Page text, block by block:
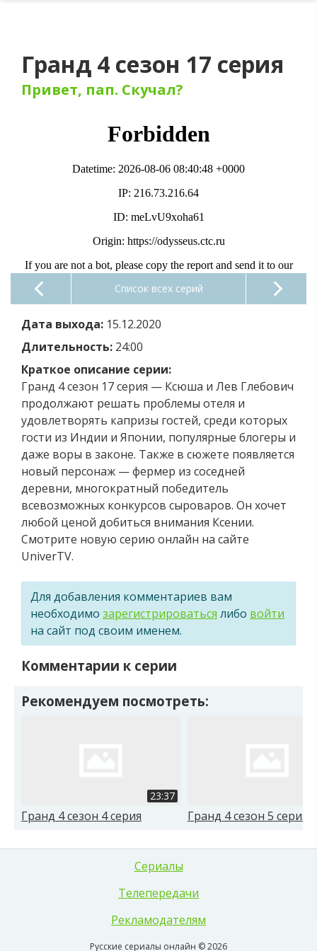
Гранд 4 сезон 17 серия
Привет, пап. Скучал?
Список всех серий
Дата выхода: 15.12.2020
Длительность: 24:00
Краткое описание серии:
Гранд 4 сезон 17 серия — Ксюша и Лев Глебович
продолжают решать проблемы отеля и
удовлетворять капризы гостей, среди которых
гости из Индии и Японии, популярные блогеры и
даже воры в законе. Также в сюжете появляется
новый персонаж — фермер из соседней
деревни, многократный победитель
всевозможных конкурсов сыроваров. Он хочет
любой ценой добиться внимания Ксении.
Смотрите новую серию онлайн на сайте
UniverTV.
Для добавления комментариев вам
необходимо зарегистрироваться либо войти
на сайт под своим именем.
Комментарии к серии
Рекомендуем посмотреть:
23:37
Гранд 4 сезон 4 серия Гранд 4 сезон 5 серия
Сериалы
Телепередачи
Рекламодателям
Русские сериалы онлайн © 2026